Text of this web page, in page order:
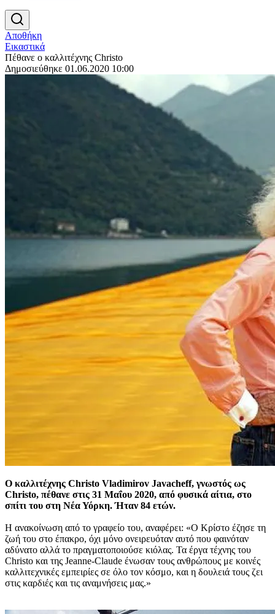
Αποθήκη
Εικαστικά
Πέθανε ο καλλιτέχνης Christo
Δημοσιεύθηκε 01.06.2020 10:00
O καλλιτέχνης Christo Vladimirov Javacheff, γνωστός ως
Christo, πέθανε στις 31 Μαΐου 2020, από φυσικά αίτια, στο
σπίτι του στη Νέα Υόρκη. Ήταν 84 ετών.
Η ανακοίνωση από το γραφείο του, αναφέρει: «Ο Κρίστο έζησε τη
ζωή του στο έπακρο, όχι μόνο ονειρευόταν αυτό που φαινόταν
αδύνατο αλλά το πραγματοποιούσε κιόλας. Τα έργα τέχνης του
Christo και της Jeanne-Claude ένωσαν τους ανθρώπους με κοινές
καλλιτεχνικές εμπειρίες σε όλο τον κόσμο, και η δουλειά τους ζει
στις καρδιές και τις αναμνήσεις μας.»